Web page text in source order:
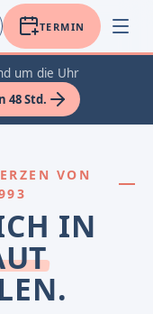
TERMIN
um die Uhr
48 Std.
VON
IN